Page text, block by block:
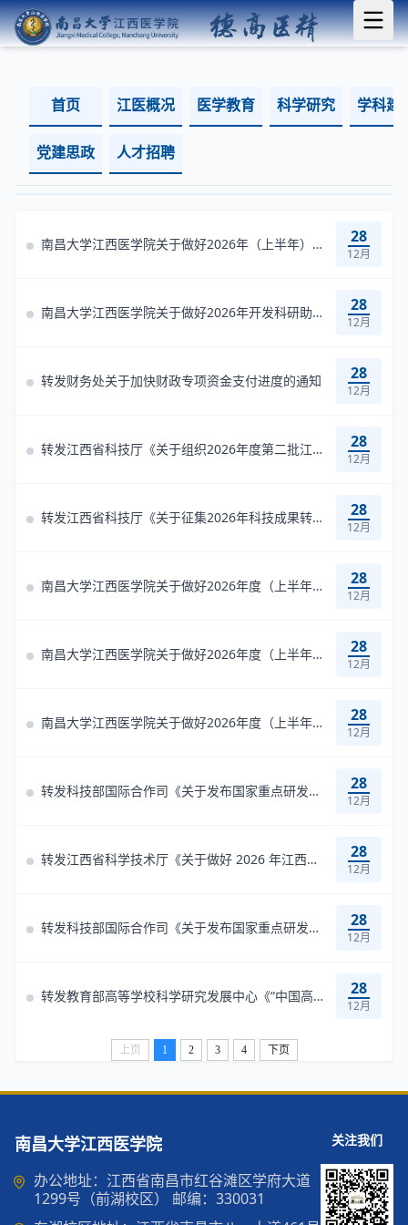
首页 江医概况 医学教育 科学研究 学科建
党建思政 人才招聘
南昌大学江西医学院关于做好2026年（上半年）江西省教育厅科学技术研究... 28
12月
南昌大学江西医学院关于做好2026年开发科研助理岗位相关工作的通知 28
12月
转发财务处关于加快财政专项资金支付进度的通知 28
12月
转发江西省科技厅《关于组织2026年度第二批江西省重大科技成果熟化与工... 28
12月
转发江西省科技厅《关于征集2026年科技成果转化典型案例的通知》 28
12月
南昌大学江西医学院关于做好2026年度（上半年）省中医药管理局项目结题... 28
12月
南昌大学江西医学院关于做好2026年度（上半年）省卫生健康委科技计划项... 28
12月
南昌大学江西医学院关于做好2026年度（上半年） 江西省自然科学基金项目... 28
12月
转发科技部国际合作司《关于发布国家重点研发计划“政府间国际科技创新... 28
12月
转发江西省科学技术厅《关于做好 2026 年江西省科技活动周有关工作的通... 28
12月
转发科技部国际合作司《关于发布国家重点研发计划“政府间国际科技创新... 28
12月
转发教育部高等学校科学研究发展中心《“中国高校产学研创新基金—星网... 28
12月
上页 1 2 3 4 下页
南昌大学江西医学院
办公地址：江西省南昌市红谷滩区学府大道
1299号（前湖校区） 邮编：330031
关注我们